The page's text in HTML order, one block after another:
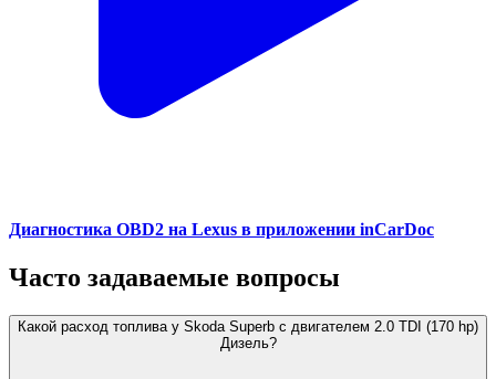
Диагностика OBD2 на Lexus в приложении inCarDoc
Часто задаваемые вопросы
Какой расход топлива у Skoda Superb с двигателем 2.0 TDI (170 hp)
Дизель?